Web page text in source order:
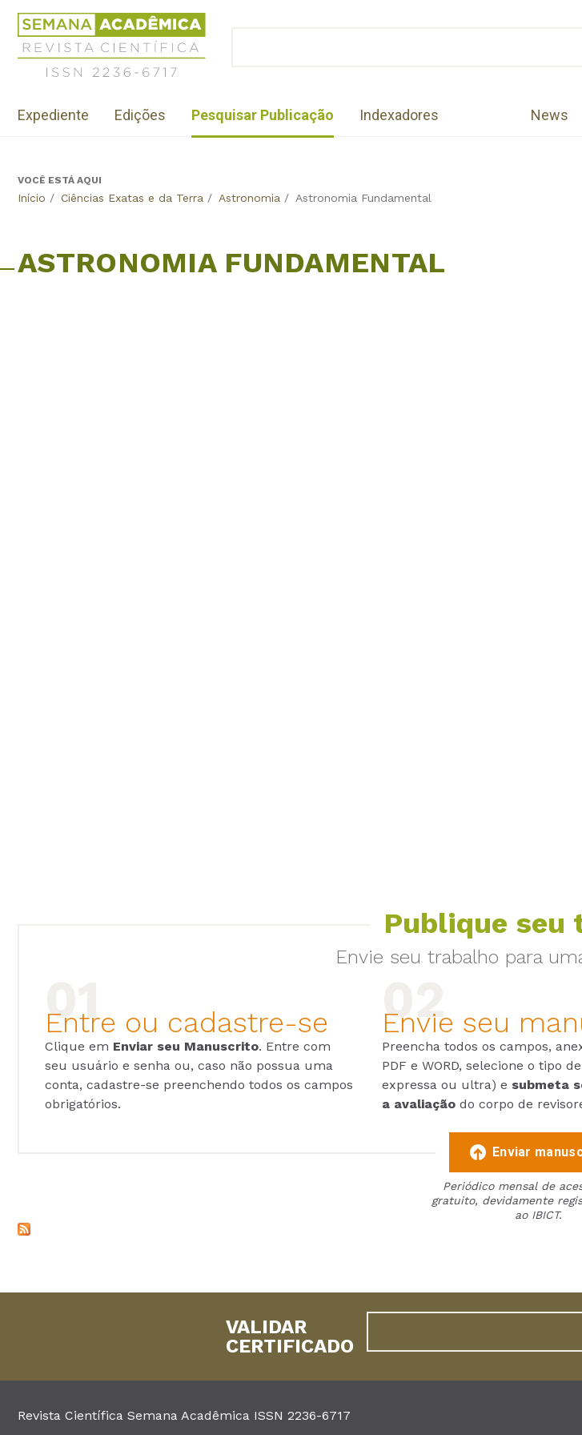
Jump
navigation
Revista
Científica
Semana
Acadêmica
2236-
Menu
institutional
Expediente Edições Pesquisar Publicação Indexadores News
BackVOCÊ ESTÁ AQUI
Início / Ciências Exatas e da Terra / Astronomia / Astronomia Fundamental
ASTRONOMIA FUNDAMENTAL
Publique seu
Envie seu trabalho para
Entre ou cadastre-se
Clique em Enviar seu Manuscrito. Entre com
seu usuário e senha ou, caso não possua uma
conta, cadastre-se preenchendo todos os campos
obrigatórios.
Envie seu
Preencha todos os campos,
PDF e WORD, selecione o tipo
expressa ou ultra) e submeta
a avaliação do corpo de
Enviar
Periódico mensal de
gratuito, devidamente
ao IBICT.
VALIDAR
CERTIFICADO
Revista Científica Semana Acadêmica ISSN 2236-6717